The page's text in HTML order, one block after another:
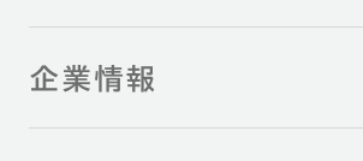
企業情報